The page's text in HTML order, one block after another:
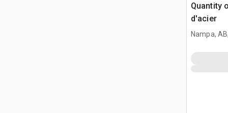
Quantity
d'acier
Nampa,